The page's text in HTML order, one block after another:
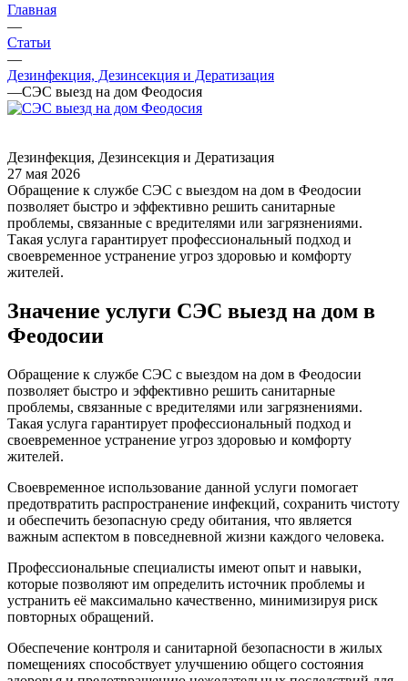
Главная
—
Статьи
—
Дезинфекция, Дезинсекция и Дератизация
—СЭС выезд на дом Феодосия
Дезинфекция, Дезинсекция и Дератизация
27 мая 2026
Обращение к службе СЭС с выездом на дом в Феодосии
позволяет быстро и эффективно решить санитарные
проблемы, связанные с вредителями или загрязнениями.
Такая услуга гарантирует профессиональный подход и
своевременное устранение угроз здоровью и комфорту
жителей.
Значение услуги СЭС выезд на дом в
Феодосии
Обращение к службе СЭС с выездом на дом в Феодосии
позволяет быстро и эффективно решить санитарные
проблемы, связанные с вредителями или загрязнениями.
Такая услуга гарантирует профессиональный подход и
своевременное устранение угроз здоровью и комфорту
жителей.
Своевременное использование данной услуги помогает
предотвратить распространение инфекций, сохранить чистоту
и обеспечить безопасную среду обитания, что является
важным аспектом в повседневной жизни каждого человека.
Профессиональные специалисты имеют опыт и навыки,
которые позволяют им определить источник проблемы и
устранить её максимально качественно, минимизируя риск
повторных обращений.
Обеспечение контроля и санитарной безопасности в жилых
помещениях способствует улучшению общего состояния